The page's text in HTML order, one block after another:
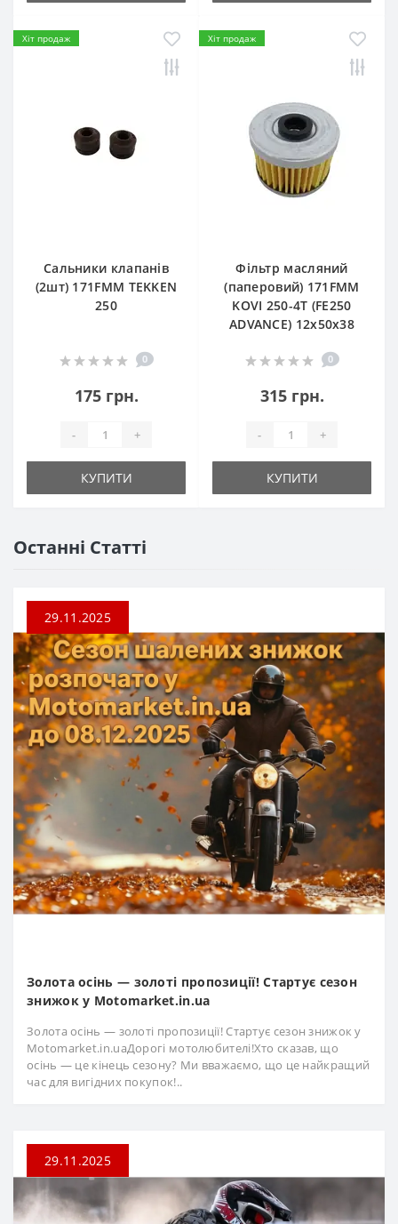
Хіт продаж
Сальники клапанів
(2шт) 171FMM TEKKEN
250
0
175 грн.
- +
КУПИТИ
Хіт продаж
Фільтр масляний
(паперовий) 171FMM
KOVI 250-4T (FE250
ADVANCE) 12х50х38
0
315 грн.
- +
КУПИТИ
Останні Статті
29.11.2025
Золота осінь — золоті пропозиції! Стартує сезон
знижок у Motomarket.in.ua
Золота осінь — золоті пропозиції! Стартує сезон знижок у
Motomarket.in.uaДорогі мотолюбителі!Хто сказав, що
осінь — це кінець сезону? Ми вважаємо, що це найкращий
час для вигідних покупок!..
29.11.2025